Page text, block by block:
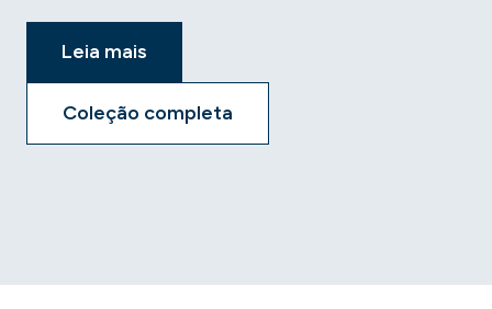
Leia mais
Coleção completa